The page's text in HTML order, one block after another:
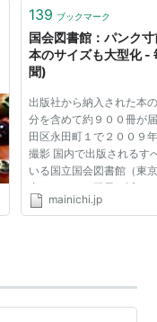
139 ブックマーク
国会図書館：パンク
本のサイズも大型化 -
聞)
出版社から納入された本
分を含めて約９００冊が
田区永田町１で２００９
撮影 国内で出版されるす
いる国立国会図書館（東
容スペースが限界に近づ
の激増とサイズの大きな
mainichi.jp